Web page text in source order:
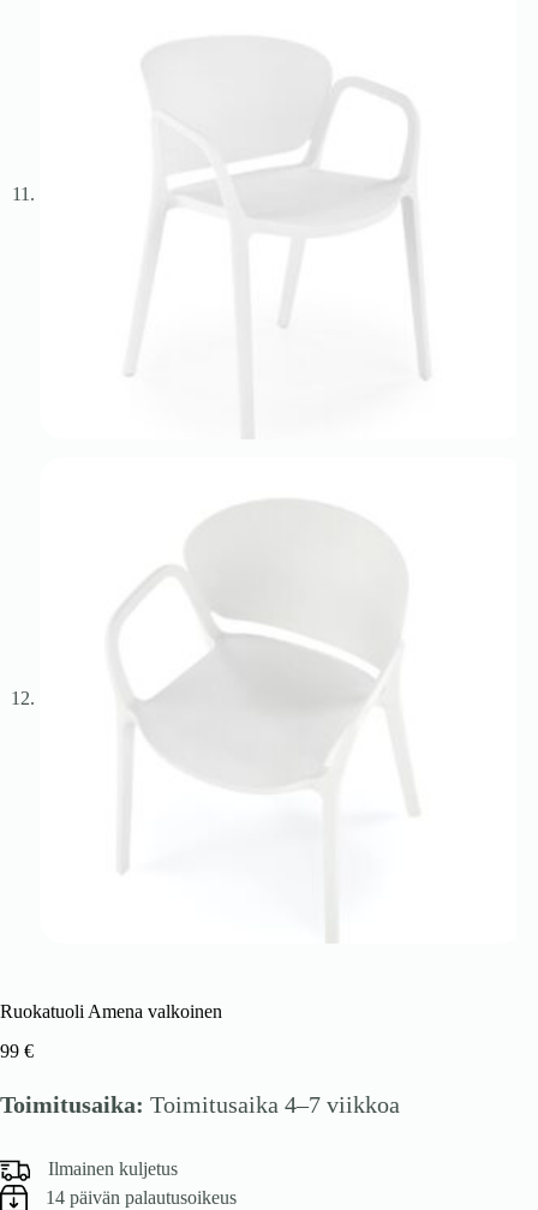
Ruokatuoli Amena valkoinen
99 €
Toimitusaika: Toimitusaika 4–7 viikkoa
Ilmainen kuljetus
14 päivän palautusoikeus